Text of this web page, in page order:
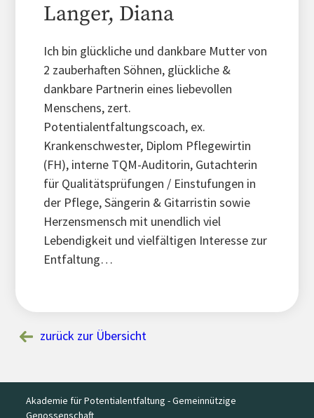
Langer, Diana
Ich bin glückliche und dankbare Mutter von
2 zauberhaften Söhnen, glückliche &
dankbare Partnerin eines liebevollen
Menschens, zert.
Potentialentfaltungscoach, ex.
Krankenschwester, Diplom Pflegewirtin
(FH), interne TQM-Auditorin, Gutachterin
für Qualitätsprüfungen / Einstufungen in
der Pflege, Sängerin & Gitarristin sowie
Herzensmensch mit unendlich viel
Lebendigkeit und vielfältigen Interesse zur
Entfaltung…
zurück zur Übersicht
Akademie für Potentialentfaltung - Gemeinnützige
Genossenschaft